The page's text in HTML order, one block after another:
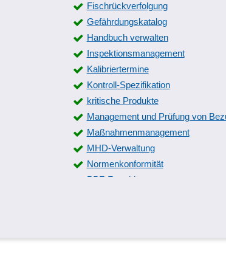
Fischrückverfolgung
Gefährdungskatalog
Handbuch verwalten
Inspektionsmanagement
Kalibriertermine
Kontroll-Spezifikation
kritische Produkte
Management und Prüfung von
Maßnahmenmanagement
MHD-Verwaltung
Normenkonformität
PPF-Formblatt
Prüfschärfe